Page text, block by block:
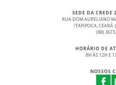
SEDE DA CREDE
RUA DOM AURELIANO
ITAPIPOCA, CEARÁ
(88)
HORÁRIO DE
8H ÀS 12H E
NOSSOS